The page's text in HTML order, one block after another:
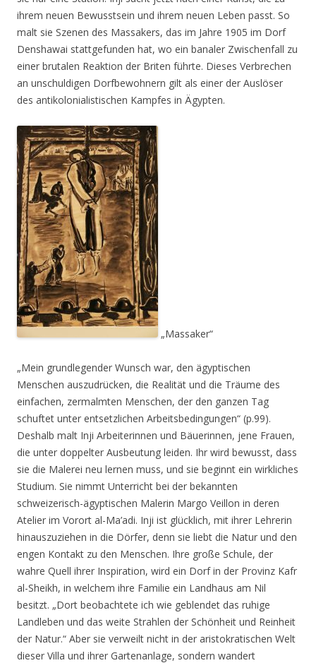
ihrem neuen Bewusstsein und ihrem neuen Leben passt. So
malt sie Szenen des Massakers, das im Jahre 1905 im Dorf
Denshawai stattgefunden hat, wo ein banaler Zwischenfall zu
einer brutalen Reaktion der Briten führte. Dieses Verbrechen
an unschuldigen Dorfbewohnern gilt als einer der Auslöser
des antikolonialistischen Kampfes in Ägypten.
„Massaker“
„Mein grundlegender Wunsch war, den ägyptischen
Menschen auszudrücken, die Realität und die Träume des
einfachen, zermalmten Menschen, der den ganzen Tag
schuftet unter entsetzlichen Arbeitsbedingungen“ (p.99).
Deshalb malt Inji Arbeiterinnen und Bäuerinnen, jene Frauen,
die unter doppelter Ausbeutung leiden. Ihr wird bewusst, dass
sie die Malerei neu lernen muss, und sie beginnt ein wirkliches
Studium. Sie nimmt Unterricht bei der bekannten
schweizerisch-ägyptischen Malerin Margo Veillon in deren
Atelier im Vorort al-Ma’adi. Inji ist glücklich, mit ihrer Lehrerin
hinauszuziehen in die Dörfer, denn sie liebt die Natur und den
engen Kontakt zu den Menschen. Ihre große Schule, der
wahre Quell ihrer Inspiration, wird ein Dorf in der Provinz Kafr
al-Sheikh, in welchem ihre Familie ein Landhaus am Nil
besitzt. „Dort beobachtete ich wie geblendet das ruhige
Landleben und das weite Strahlen der Schönheit und Reinheit
der Natur.“ Aber sie verweilt nicht in der aristokratischen Welt
dieser Villa und ihrer Gartenanlage, sondern wandert